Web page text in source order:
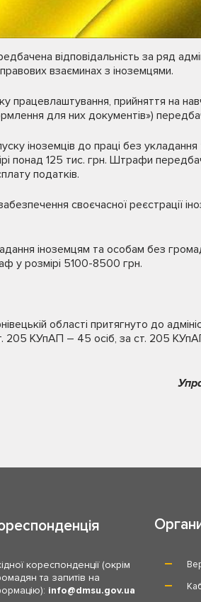
відповідальність за ряд
взаєминах з іноземцями.
прийняття на
для них документів»)
іноземців до праці без
понад 125 тис. грн. Штрафи
податків.
своєчасної реєстрації
іноземцям та особам без
у розмірі 5100-8500 грн.
області притягнуто до
КУпАП – 45 осіб, за ст. 205 КУпАП
кореспонденції (окрім
та запитів на
info dmsu.gov.ua